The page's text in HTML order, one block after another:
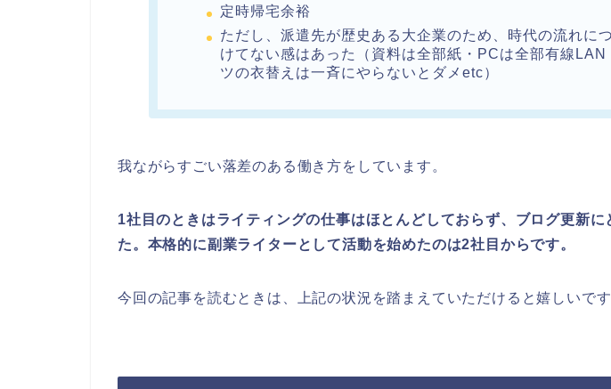
定時帰宅余裕
ただし、派遣先が歴史ある大企業のため、時代の流れに
けてない感はあった（資料は全部紙・PCは全部有線LAN
ツの衣替えは一斉にやらないとダメetc）
我ながらすごい落差のある働き方をしています。
1社目のときはライティングの仕事はほとんどしておらず、ブログ更新に
た。本格的に副業ライターとして活動を始めたのは2社目からです。
今回の記事を読むときは、上記の状況を踏まえていただけると嬉しいです